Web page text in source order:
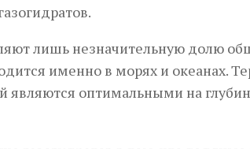
лишь незначительную долю
именно в морях и океанах.
являются оптимальными на